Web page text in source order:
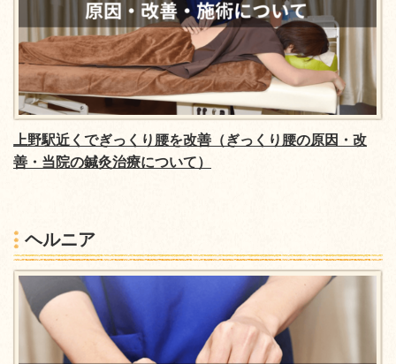
上野駅近くでぎっくり腰を改善（ぎっくり腰の原因・改
善・当院の鍼灸治療について）
ヘルニア